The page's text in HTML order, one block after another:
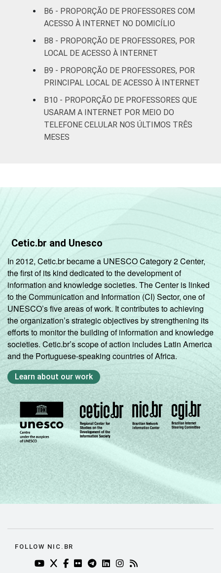
Particular
SÉRIE
4ª série / 5º
Ensino
Fundamental
71
8ª série / 9º
ano do
74
refere apenas aos resultados da alternativa
dezembro de 2015.
B6 - PROPORÇÃO DE PROFESSORES COM
ACESSO À INTERNET NO DOMICÍLIO
B8 - PROPORÇÃO DE PROFESSORES, POR
LOCAL DE ACESSO À INTERNET
B9 - PROPORÇÃO DE PROFESSORES, POR
PRINCIPAL LOCAL DE ACESSO À INTERNET
B10 - PROPORÇÃO DE PROFESSORES QUE
USARAM A INTERNET POR MEIO DO
TELEFONE CELULAR NOS ÚLTIMOS TRÊS
MESES
Cetic.br and Unesco
In 2012, Cetic.br became a UNESCO Category 2 Center,
the first of its kind dedicated to the development of
information and knowledge societies. The Center is linked
to the Communication and Information (CI) Sector, one of
UNESCO’s five areas of work. It contributes to achieving
the organization’s strategic objectives by strengthening its
efforts to monitor the building of information and knowledge
societies. Cetic.br’s scope of action includes Latin America
and the Portuguese-speaking countries of Africa.
Learn about our work
FOLLOW NIC.BR
YOUTUBE DO NIC.BR (ABRE EM NOVA ABA)
TWITTER DO NIC.BR (ABRE EM NOVA ABA)
FACEBOOK DO NIC.BR (ABRE EM NOVA
FLICKR DO NIC.BR (ABRE EM NOVA
TELEGRAM DO NIC.BR (ABRE EM
LINKEDIN DO NIC.BR (ABRE
INSTAGRAM DO NIC.BR
RSS DO NIC.BR (ABRE